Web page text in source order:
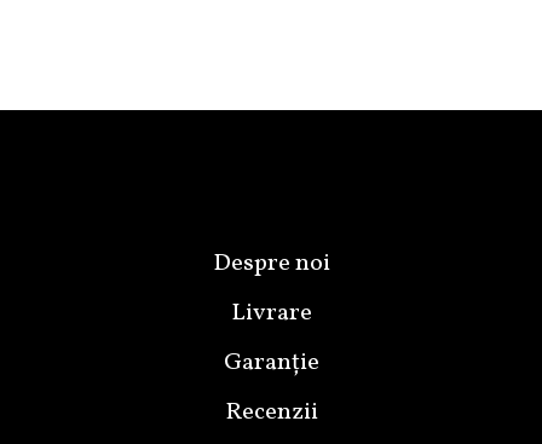
Despre noi
Livrare
Garanție
Recenzii